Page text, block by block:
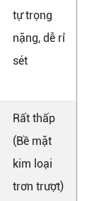
tự trọng
nặng, dễ rỉ
sét
Rất thấp
(Bề mặt
kim loại
trơn trượt)